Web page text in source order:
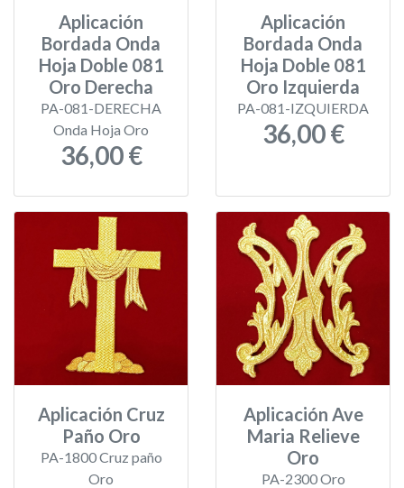
Aplicación
Bordada Onda
Hoja Doble 081
Oro Derecha
PA-081-DERECHA
Onda Hoja Oro
36,00 €
Aplicación
Bordada Onda
Hoja Doble 081
Oro Izquierda
PA-081-IZQUIERDA
36,00 €
Aplicación Cruz
Paño Oro
PA-1800 Cruz paño
Oro
Aplicación Ave
Maria Relieve
Oro
PA-2300 Oro